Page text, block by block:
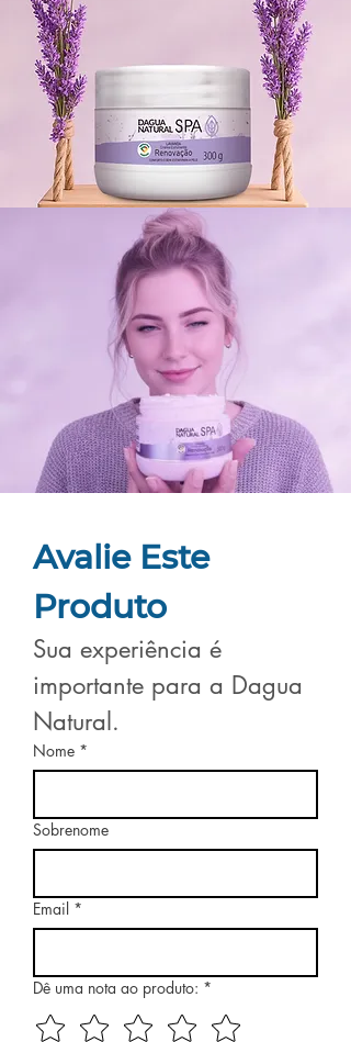
Avalie Este
Produto
Sua experiência é
importante para a Dagua
Natural.
Nome *
Sobrenome
Email *
Dê uma nota ao produto: *